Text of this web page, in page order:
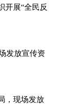
开展“全民反
发放宣传资
，现场发放